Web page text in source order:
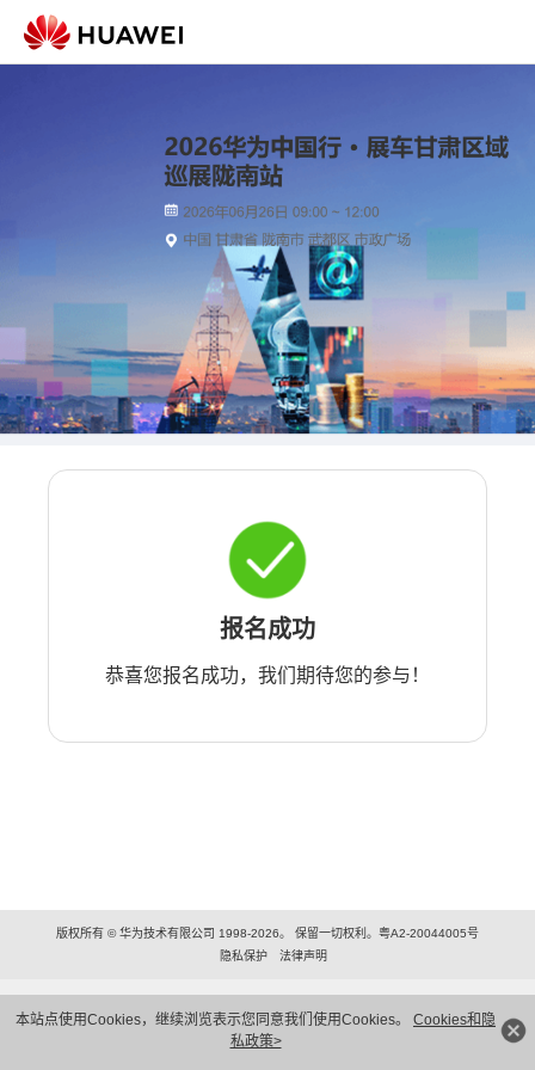
本站点使用Cookies，继续浏览表示您同意我们使用Cookies。 Cookies和隐
私政策>
报名成功
恭喜您报名成功，我们期待您的参与！
版权所有 © 华为技术有限公司 1998-2026。 保留一切权利。粤A2-20044005号
隐私保护
法律声明